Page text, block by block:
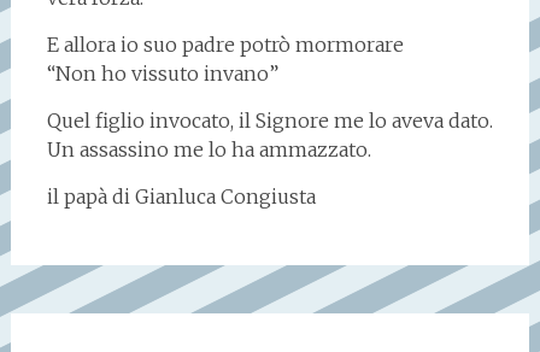
E allora io suo padre potrò mormorare
“Non ho vissuto invano”
Quel figlio invocato, il Signore me lo aveva dato.
Un assassino me lo ha ammazzato.
il papà di Gianluca Congiusta